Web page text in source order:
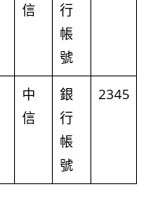
信
行
帳
號
中
信
銀
行
帳
號
2345